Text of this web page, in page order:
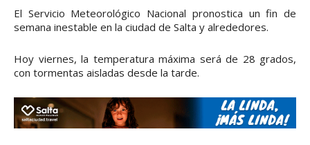
El Servicio Meteorológico Nacional pronostica un fin de
semana inestable en la ciudad de Salta y alrededores.
Hoy viernes, la temperatura máxima será de 28 grados,
con tormentas aisladas desde la tarde.